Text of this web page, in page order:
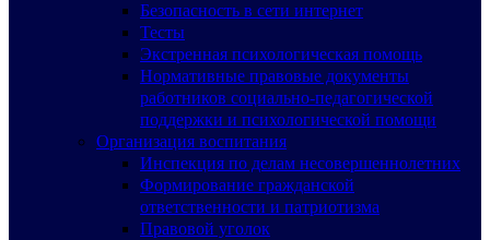
Безопасность в сети интернет
Тесты
Экстренная психологическая помощь
Нормативные правовые документы
работников социально-педагогической
поддержки и психологической помощи
Организация воспитания
Инспекция по делам несовершеннолетних
Формирование гражданской
ответственности и патриотизма
Правовой уголок